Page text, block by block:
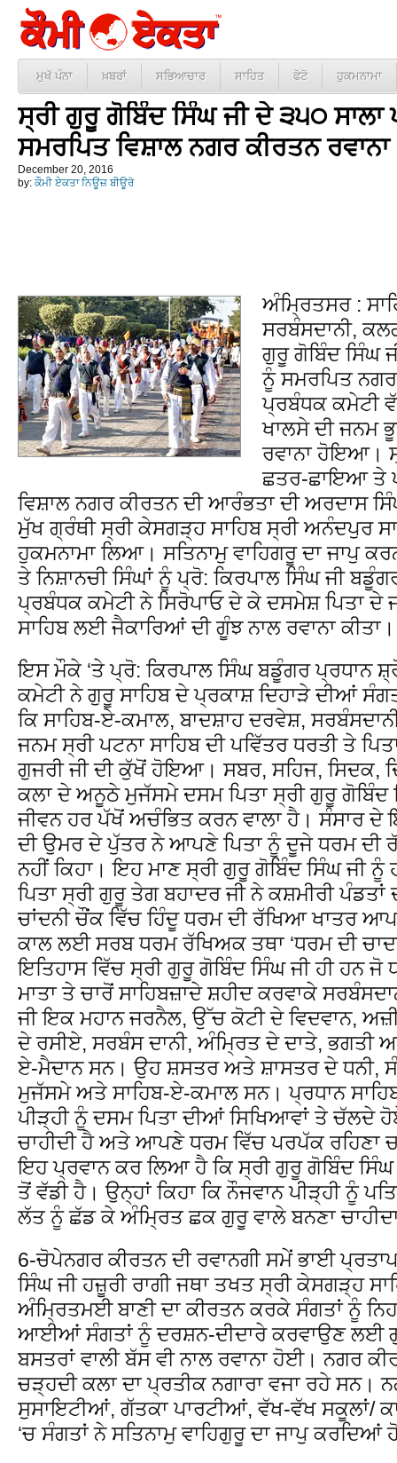
ਮੁਖੱ ਪੰਨਾ ਖ਼ਬਰਾਂ ਸਭਿਆਚਾਰ ਸਾਹਿਤ ਫੋਟੋ ਹੁਕਮਨਾਮਾ
ਸ੍ਰੀ ਗੁਰੂ ਗੋਬਿੰਦ ਸਿੰਘ ਜੀ ਦੇ ੩੫੦ ਸਾਲਾ
ਸਮਰਪਿਤ ਵਿਸ਼ਾਲ ਨਗਰ ਕੀਰਤਨ ਰਵਾਨਾ
December 20, 2016
by: ਕੌਮੀ ਏਕਤਾ ਨਿਊਜ਼ ਬੀਊਰੋ
ਅੰਮ੍ਰਿਤਸਰ :
ਸਰਬੰਸਦਾਨੀ,
ਗੁਰੂ ਗੋਬਿੰਦ ਸਿੰਘ
ਨੂੰ ਸਮਰਪਿਤ
ਪ੍ਰਬੰਧਕ ਕਮੇਟੀ
ਖਾਲਸੇ ਦੀ ਜਨਮ
ਰਵਾਨਾ ਹੋਇਆ।
ਛਤਰ-ਛਾਇਆ ਤੇ
ਵਿਸ਼ਾਲ ਨਗਰ ਕੀਰਤਨ ਦੀ ਆਰੰਭਤਾ ਦੀ ਅਰਦਾਸ
ਮੁੱਖ ਗ੍ਰੰਥੀ ਸ੍ਰੀ ਕੇਸਗੜ੍ਹ ਸਾਹਿਬ ਸ੍ਰੀ ਅਨੰਦਪੁਰ
ਹੁਕਮਨਾਮਾ ਲਿਆ। ਸਤਿਨਾਮੁ ਵਾਹਿਗਰੂ ਦਾ ਜਾਪੁ
ਤੇ ਨਿਸ਼ਾਨਚੀ ਸਿੰਘਾਂ ਨੂੰ ਪ੍ਰੋ: ਕਿਰਪਾਲ ਸਿੰਘ ਜੀ
ਪ੍ਰਬੰਧਕ ਕਮੇਟੀ ਨੇ ਸਿਰੋਪਾਓ ਦੇ ਕੇ ਦਸਮੇਸ਼ ਪਿਤਾ ਦੇ
ਸਾਹਿਬ ਲਈ ਜੈਕਾਰਿਆਂ ਦੀ ਗੂੰਝ ਨਾਲ ਰਵਾਨਾ ਕੀਤਾ।
ਇਸ ਮੌਕੇ ‘ਤੇ ਪ੍ਰੋ: ਕਿਰਪਾਲ ਸਿੰਘ ਬਡੂੰਗਰ ਪ੍ਰਧਾਨ
ਕਮੇਟੀ ਨੇ ਗੁਰੂ ਸਾਹਿਬ ਦੇ ਪ੍ਰਕਾਸ਼ ਦਿਹਾੜੇ ਦੀਆਂ
ਕਿ ਸਾਹਿਬ-ਏ-ਕਮਾਲ, ਬਾਦਸ਼ਾਹ ਦਰਵੇਸ਼,
ਜਨਮ ਸ੍ਰੀ ਪਟਨਾ ਸਾਹਿਬ ਦੀ ਪਵਿੱਤਰ ਧਰਤੀ ਤੇ
ਗੁਜਰੀ ਜੀ ਦੀ ਕੁੱਖੋਂ ਹੋਇਆ। ਸਬਰ, ਸਹਿਜ, ਸਿਦਕ,
ਕਲਾ ਦੇ ਅਨੂਠੇ ਮੁਜੱਸਮੇ ਦਸਮ ਪਿਤਾ ਸ੍ਰੀ ਗੁਰੂ ਗੋਬਿੰਦ
ਜੀਵਨ ਹਰ ਪੱਖੋਂ ਅਚੰਭਿਤ ਕਰਨ ਵਾਲਾ ਹੈ। ਸੰਸਾਰ ਦੇ
ਦੀ ਉਮਰ ਦੇ ਪੁੱਤਰ ਨੇ ਆਪਣੇ ਪਿਤਾ ਨੂੰ ਦੂਜੇ ਧਰਮ ਦੀ
ਨਹੀਂ ਕਿਹਾ। ਇਹ ਮਾਣ ਸ੍ਰੀ ਗੁਰੂ ਗੋਬਿੰਦ ਸਿੰਘ ਜੀ ਨੂੰ
ਪਿਤਾ ਸ੍ਰੀ ਗੁਰੂ ਤੇਗ ਬਹਾਦਰ ਜੀ ਨੇ ਕਸ਼ਮੀਰੀ
ਚਾਂਦਨੀ ਚੌਂਕ ਵਿੱਚ ਹਿੰਦੂ ਧਰਮ ਦੀ ਰੱਖਿਆ ਖਾਤਰ
ਕਾਲ ਲਈ ਸਰਬ ਧਰਮ ਰੱਖਿਅਕ ਤਥਾ ‘ਧਰਮ ਦੀ
ਇਤਿਹਾਸ ਵਿੱਚ ਸ੍ਰੀ ਗੁਰੂ ਗੋਬਿੰਦ ਸਿੰਘ ਜੀ ਹੀ ਹਨ ਜੋ
ਮਾਤਾ ਤੇ ਚਾਰੋਂ ਸਾਹਿਬਜ਼ਾਦੇ ਸ਼ਹੀਦ ਕਰਵਾਕੇ
ਜੀ ਇਕ ਮਹਾਨ ਜਰਨੈਲ, ਉੱਚ ਕੋਟੀ ਦੇ ਵਿਦਵਾਨ,
ਦੇ ਰਸੀਏ, ਸਰਬੰਸ ਦਾਨੀ, ਅੰਮ੍ਰਿਤ ਦੇ ਦਾਤੇ,
ਏ-ਮੈਦਾਨ ਸਨ। ਉਹ ਸ਼ਸਤਰ ਅਤੇ ਸ਼ਾਸਤਰ ਦੇ ਧਨੀ,
ਮੁਜੱਸਮੇ ਅਤੇ ਸਾਹਿਬ-ਏ-ਕਮਾਲ ਸਨ। ਪ੍ਰਧਾਨ
ਪੀੜ੍ਹੀ ਨੂੰ ਦਸਮ ਪਿਤਾ ਦੀਆਂ ਸਿਖਿਆਵਾਂ ਤੇ ਚੱਲਦੇ
ਚਾਹੀਦੀ ਹੈ ਅਤੇ ਆਪਣੇ ਧਰਮ ਵਿੱਚ ਪਰਪੱਕ ਰਹਿਣਾ
ਇਹ ਪ੍ਰਵਾਨ ਕਰ ਲਿਆ ਹੈ ਕਿ ਸ੍ਰੀ ਗੁਰੂ ਗੋਬਿੰਦ ਸਿੰਘ
ਤੋਂ ਵੱਡੀ ਹੈ। ਉਨ੍ਹਾਂ ਕਿਹਾ ਕਿ ਨੌਜਵਾਨ ਪੀੜ੍ਹੀ ਨੂੰ
ਲੱਤ ਨੂੰ ਛੱਡ ਕੇ ਅੰਮ੍ਰਿਤ ਛਕ ਗੁਰੂ ਵਾਲੇ ਬਨਣਾ
6-ਚੋਪੇਨਗਰ ਕੀਰਤਨ ਦੀ ਰਵਾਨਗੀ ਸਮੇਂ ਭਾਈ
ਸਿੰਘ ਜੀ ਹਜ਼ੂਰੀ ਰਾਗੀ ਜਥਾ ਤਖਤ ਸ੍ਰੀ ਕੇਸਗੜ੍ਹ
ਅੰਮ੍ਰਿਤਮਈ ਬਾਣੀ ਦਾ ਕੀਰਤਨ ਕਰਕੇ ਸੰਗਤਾਂ ਨੂੰ
ਆਈਆਂ ਸੰਗਤਾਂ ਨੂੰ ਦਰਸ਼ਨ-ਦੀਦਾਰੇ ਕਰਵਾਉਣ ਲਈ
ਬਸਤਰਾਂ ਵਾਲੀ ਬੱਸ ਵੀ ਨਾਲ ਰਵਾਨਾ ਹੋਈ। ਨਗਰ
ਚੜ੍ਹਦੀ ਕਲਾ ਦਾ ਪ੍ਰਤੀਕ ਨਗਾਰਾ ਵਜਾ ਰਹੇ ਸਨ।
ਸੁਸਾਇਟੀਆਂ, ਗੱਤਕਾ ਪਾਰਟੀਆਂ, ਵੱਖ-ਵੱਖ ਸਕੂਲਾਂ/
‘ਚ ਸੰਗਤਾਂ ਨੇ ਸਤਿਨਾਮੁ ਵਾਹਿਗੁਰੂ ਦਾ ਜਾਪੁ